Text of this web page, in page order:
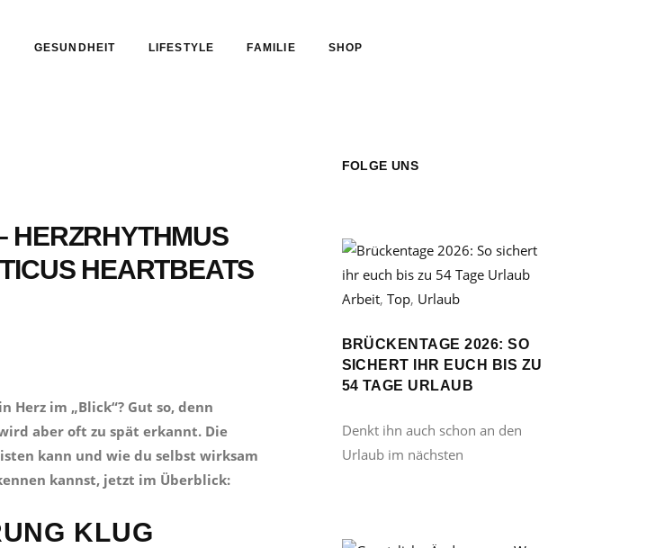
GESUNDHEIT LIFESTYLE FAMILIE SHOP
HERZRHYTHMUS
HEARTBEATS
Herz im „Blick“? Gut so, denn
aber oft zu spät erkannt. Die
kann und wie du selbst wirksam
kannst, jetzt im Überblick:
KLUG
FOLGE UNS
Arbeit, Top, Urlaub
BRÜCKENTAGE 2026: SO
SICHERT IHR EUCH BIS ZU
54 TAGE URLAUB
Denkt ihn auch schon an den
Urlaub im nächsten